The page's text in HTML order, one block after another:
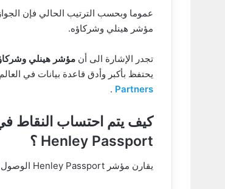
عموما وبحسب الترتيب الحالي فإن
مؤشر هينلي وشركاؤه.
تجدر الإشارة الى أن مؤشر هينلي
يحتفظ بأكبر وأدق قاعدة بيانات في
Partners
.
كيف يتم احتساب النقاط
Henley Passport ؟
يقارن مؤشر Henley Passport الوصول بدون تأشيرة لـ 199 جواز سفر مختلفًا إلى 227 وجهة سفر.